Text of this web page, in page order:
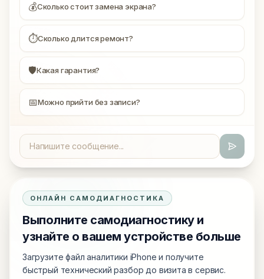
💰Сколько стоит замена экрана?
⏱Сколько длится ремонт?
🛡Какая гарантия?
📅Можно прийти без записи?
ОНЛАЙН САМОДИАГНОСТИКА
Выполните самодиагностику и
узнайте о вашем устройстве больше
Загрузите файл аналитики iPhone и получите
быстрый технический разбор до визита в сервис.